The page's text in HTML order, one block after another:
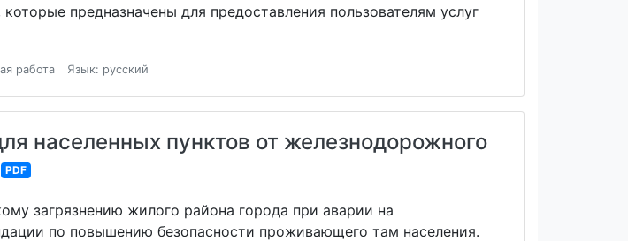
предназначены для предоставления пользователям услуг
работа Язык: русский
населенных пунктов от железнодорожного
PDF
загрязнению жилого района города при аварии на
по повышению безопасности проживающего там населения.